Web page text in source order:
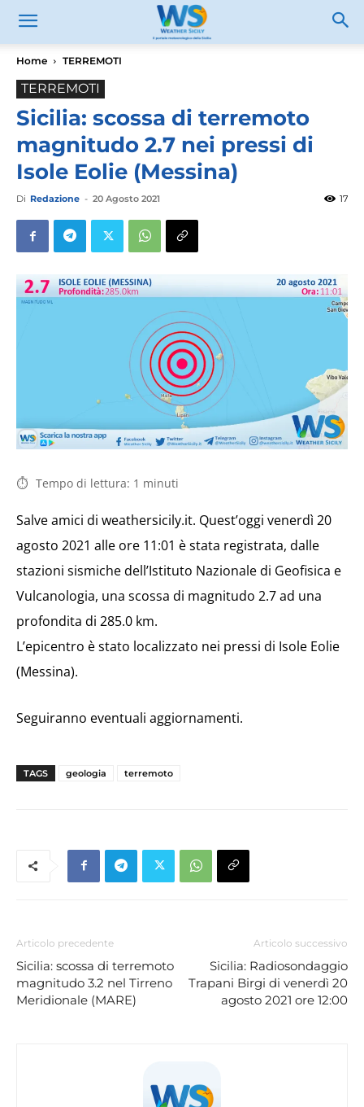
Home TERREMOTI
TERREMOTI
Sicilia: scossa di terremoto
magnitudo 2.7 nei pressi di
Isole Eolie (Messina)
Di Redazione - 20 Agosto 2021 17
Tempo di lettura: 1 minuti
Salve amici di weathersicily.it. Quest’oggi venerdì 20
agosto 2021 alle ore 11:01 è stata registrata, dalle
stazioni sismiche dell’Istituto Nazionale di Geofisica e
Vulcanologia, una scossa di magnitudo 2.7 ad una
profondita di 285.0 km.
L’epicentro è stato localizzato nei pressi di Isole Eolie
(Messina).
Seguiranno eventuali aggiornamenti.
TAGS geologia terremoto
Articolo precedente
Sicilia: scossa di terremoto
magnitudo 3.2 nel Tirreno
Meridionale (MARE)
Articolo successivo
Sicilia: Radiosondaggio
Trapani Birgi di venerdì 20
agosto 2021 ore 12:00